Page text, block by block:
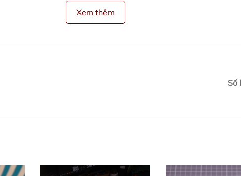
Xem thêm
Số